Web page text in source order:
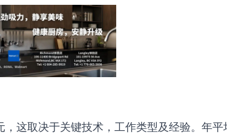
这取决于关键技术，工作类型及经验。年平